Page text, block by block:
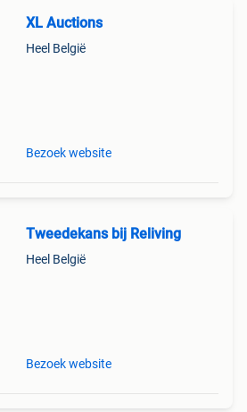
XL Auctions
Heel België
Bezoek website
Tweedekans bij Reliving
Heel België
Bezoek website